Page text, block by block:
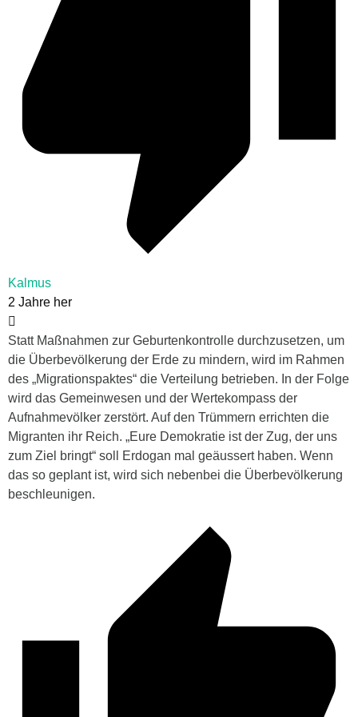
Kalmus
2 Jahre her
Statt Maßnahmen zur Geburtenkontrolle durchzusetzen, um
die Überbevölkerung der Erde zu mindern, wird im Rahmen
des „Migrationspaktes“ die Verteilung betrieben. In der Folge
wird das Gemeinwesen und der Wertekompass der
Aufnahmevölker zerstört. Auf den Trümmern errichten die
Migranten ihr Reich. „Eure Demokratie ist der Zug, der uns
zum Ziel bringt“ soll Erdogan mal geäussert haben. Wenn
das so geplant ist, wird sich nebenbei die Überbevölkerung
beschleunigen.